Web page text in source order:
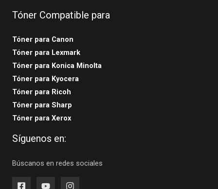
Tóner Compatible para
Tóner para Canon
Tóner para Lexmark
Tóner para Konica Minolta
Tóner para Kyocera
Tóner para Ricoh
Tóner para Sharp
Tóner para Xerox
Síguenos en:
Búscanos en redes sociales